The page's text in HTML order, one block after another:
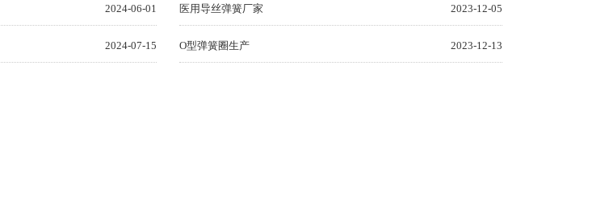
2024-06-01 医用导丝弹簧厂家 2023-12-05
2024-07-15 O型弹簧圈生产 2023-12-13